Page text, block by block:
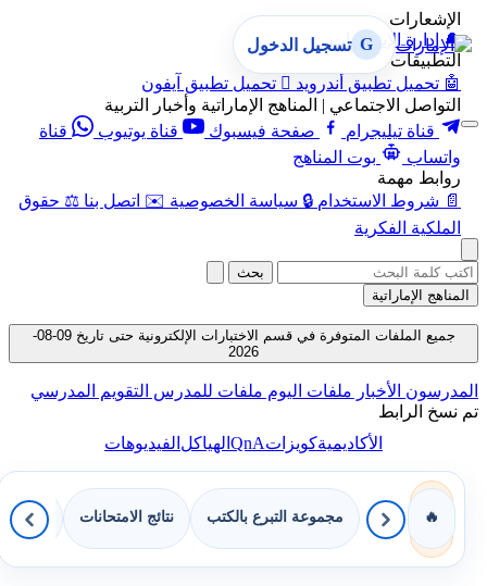
الإشعارات
🔔 إدارة الإشعارات
التطبيقات
🤖 تحميل تطبيق أندرويد  تحميل تطبيق آيفون
التواصل الاجتماعي | المناهج الإماراتية وأخبار التربية
قناة تيليجرام
صفحة فيسبوك قناة يوتيوب
قناة
واتساب
بوت المناهج
روابط مهمة
📄 شروط الاستخدام 🔒 سياسة الخصوصية ✉️ اتصل بنا ⚖️ حقوق
الملكية الفكرية
G تسجيل الدخول
بحث
المناهج الإماراتية
جميع الملفات المتوفرة في قسم الاختبارات الإلكترونية حتى تاريخ 09-08-
2026
المدرسون الأخبار ملفات اليوم ملفات للمدرس التقويم المدرسي
تم نسخ الرابط
الأكاديميةكويزاتQnAالهياكل الفيديوهات
🔥 مجموعة التبرع بالكتب نتائج الامتحانات